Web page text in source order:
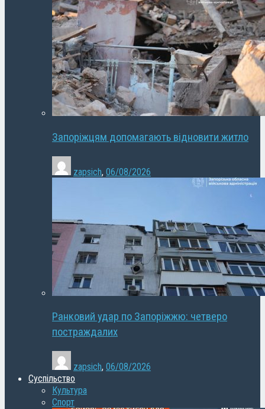
Запоріжцям допомагають відновити житло
zapsich, 06/08/2026
Ранковий удар по Запоріжжю: четверо
постраждалих
zapsich, 06/08/2026
Суспільство
Культура
Спорт